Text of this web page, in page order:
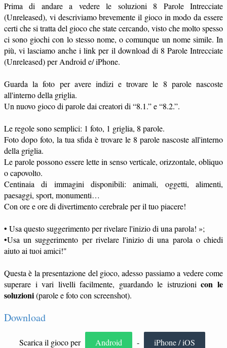
Prima di andare a vedere le soluzioni 8 Parole Intrecciate
(Unreleased), vi descriviamo brevemente il gioco in modo da essere
certi che si tratta del gioco che state cercando, visto che molto spesso
ci sono giochi con lo stesso nome, o comunque un nome simile. In
più, vi lasciamo anche i link per il download di 8 Parole Intrecciate
(Unreleased) per Android e/ iPhone.
Guarda la foto per avere indizi e trovare le 8 parole nascoste
all'interno della griglia.
Un nuovo gioco di parole dai creatori di “8.1.” e “8.2.”.
Le regole sono semplici: 1 foto, 1 griglia, 8 parole.
Foto dopo foto, la tua sfida è trovare le 8 parole nascoste all'interno
della griglia.
Le parole possono essere lette in senso verticale, orizzontale, obliquo
o capovolto.
Centinaia di immagini disponibili: animali, oggetti, alimenti,
paesaggi, sport, monumenti…
Con ore e ore di divertimento cerebrale per il tuo piacere!
• Usa questo suggerimento per rivelare l'inizio di una parola! »;
•Usa un suggerimento per rivelare l'inizio di una parola o chiedi
aiuto ai tuoi amici!"
Questa è la presentazione del gioco, adesso passiamo a vedere come
superare i vari livelli facilmente, guardando le istruzionicon le
soluzioni(parole e foto con screenshot).
Download
Scarica il gioco per Android - iPhone / iOS